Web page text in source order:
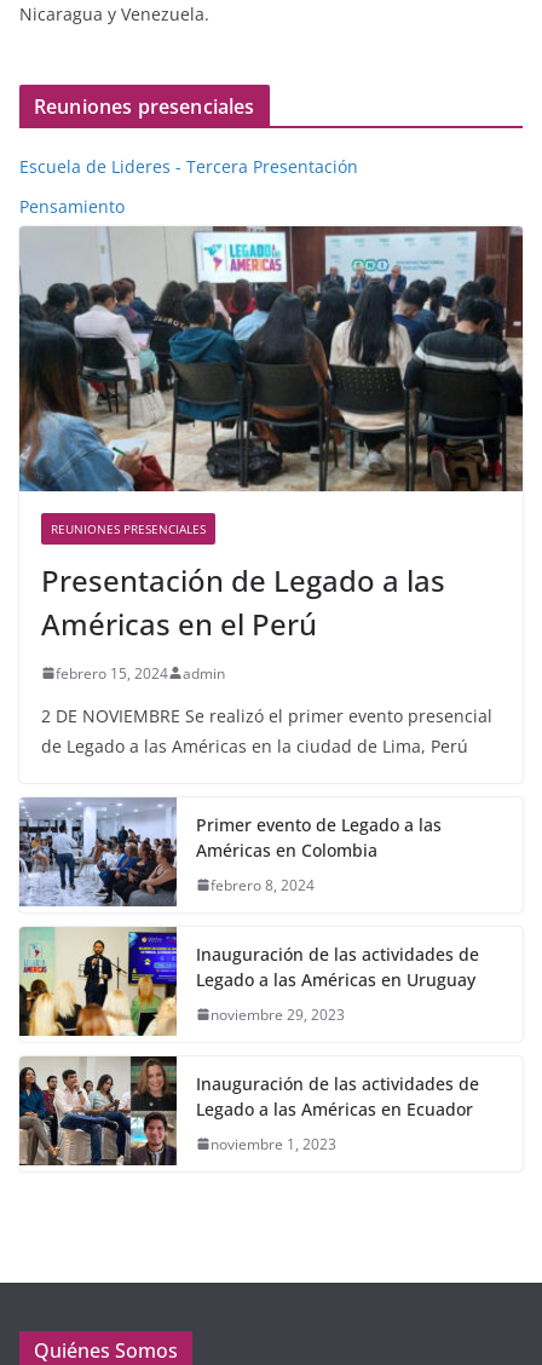
Nicaragua y Venezuela.
Reuniones presenciales
Escuela de Lideres - Tercera Presentación
Pensamiento
REUNIONES PRESENCIALES
Presentación de Legado a las
Américas en el Perú
febrero 15, 2024 admin
2 DE NOVIEMBRE Se realizó el primer evento presencial
de Legado a las Américas en la ciudad de Lima, Perú
Primer evento de Legado a las
Américas en Colombia
febrero 8, 2024
Inauguración de las actividades de
Legado a las Américas en Uruguay
noviembre 29, 2023
Inauguración de las actividades de
Legado a las Américas en Ecuador
noviembre 1, 2023
Quiénes Somos